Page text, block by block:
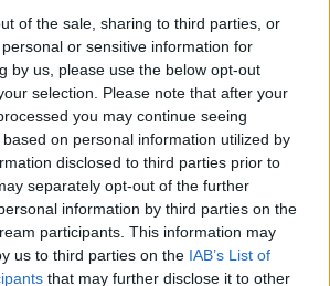
of the sale, sharing to third parties, or
or sensitive information for
by us, please use the below opt-out
selection. Please note that after your
you may continue seeing
on personal information utilized by
disclosed to third parties prior to
separately opt-out of the further
information by third parties on the
participants. This information may
us to third parties on the IAB’s List of
that may further disclose it to other